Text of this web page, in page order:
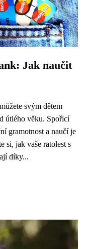
Jak naučit
svým dětem
útlého věku. Spořicí
gramotnost a naučí je
si, jak vaše ratolest s
díky...